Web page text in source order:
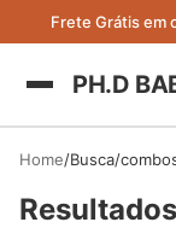
Frete Grátis em
PH.D
Home Busca